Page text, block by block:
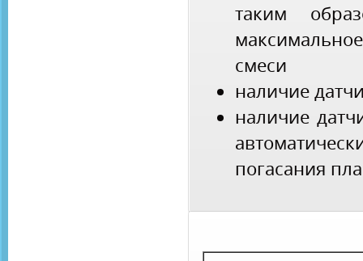
таким
смеси
наличие
наличие
погасания